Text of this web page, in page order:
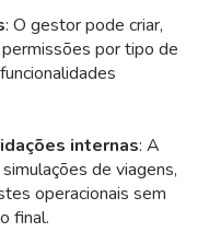
: O gestor pode criar,
por tipo de
internas: A
de viagens,
operacionais sem
final.